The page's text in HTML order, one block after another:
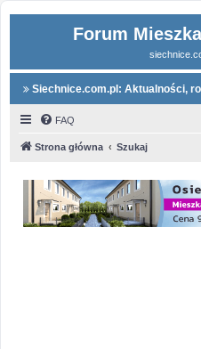
Forum
Siechnice.com.pl: Aktualności,
FAQ
Strona główna Szukaj